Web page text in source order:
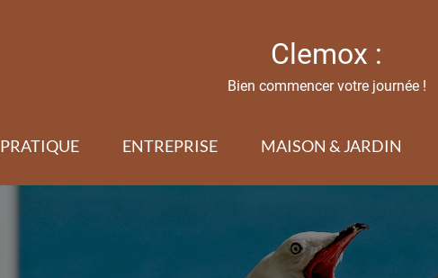
Clemox :
Bien commencer votre journée !
PRATIQUE ENTREPRISE MAISON & JARDIN